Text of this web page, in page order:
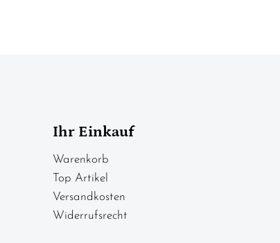
Ihr Einkauf
Warenkorb
Top Artikel
Versandkosten
Widerrufsrecht